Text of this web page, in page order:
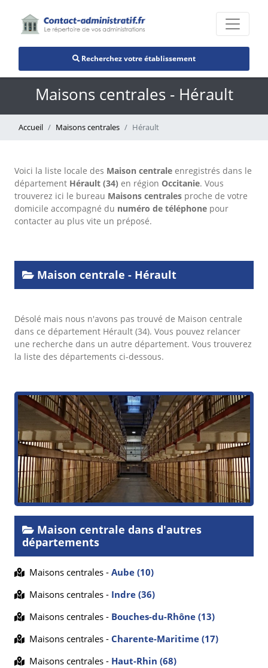
Recherchez votre établissement
Maisons centrales - Hérault
Accueil Maisons centrales Hérault
Voici la liste locale des Maison centrale enregistrés dans le
département Hérault (34) en région Occitanie. Vous
trouverez ici le bureau Maisons centrales proche de votre
domicile accompagné du numéro de téléphone pour
contacter au plus vite un préposé.
Maison centrale - Hérault
Désolé mais nous n'avons pas trouvé de Maison centrale
dans ce département Hérault (34). Vous pouvez relancer
une recherche dans un autre département. Vous trouverez
la liste des départements ci-dessous.
Maison centrale dans d'autres
départements
Maisons centrales - Aube (10)
Maisons centrales - Indre (36)
Maisons centrales - Bouches-du-Rhône (13)
Maisons centrales - Charente-Maritime (17)
Maisons centrales - Haut-Rhin (68)